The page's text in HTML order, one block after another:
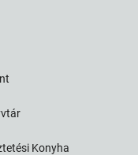
Konyha